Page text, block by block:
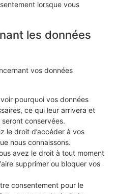
lorsque vous
les données
vos données
pourquoi vos données
ce qui leur arrivera et
conservées.
le droit d’accéder à vos
nous connaissons.
avez le droit à tout moment
supprimer ou bloquer vos
consentement pour le